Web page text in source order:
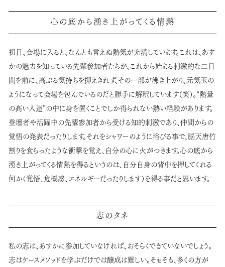
心の底から湧き上がってくる情熱
初日、会場に入ると、なんとも言えぬ熱気が充満しています。これは、あす
かの魅力を知っている先輩参加者たちが、これから始まる刺激的な二日
間を前に、高ぶる気持ちを抑えきれず、その一部が沸き上がり、元気玉の
ようになって会場を包んでいるのだと勝手に解釈しています（笑）。“熱量
の高い人達”の中に身を置くことでしか得られない熱い経験があります。
登壇者や活躍中の先輩参加者から受ける知的刺激であり、仲間からの
覚悟の発表だったりします。それをシャワーのように浴びる事で、脳天唐竹
割りを食らったような衝撃を覚え、自分の心に火がつきます。心の底から
湧き上がってくる情熱を得るというのは、自分自身の背中を押してくれる
何か（覚悟、危機感、エネルギーだったりします）を得る事だと思います。
志のタネ
私の志は、あすかに参加していなければ、おそらくできていないでしょう。
志はケースメソッドを学ぶだけでは醸成は難しい。そもそも、多くの方が